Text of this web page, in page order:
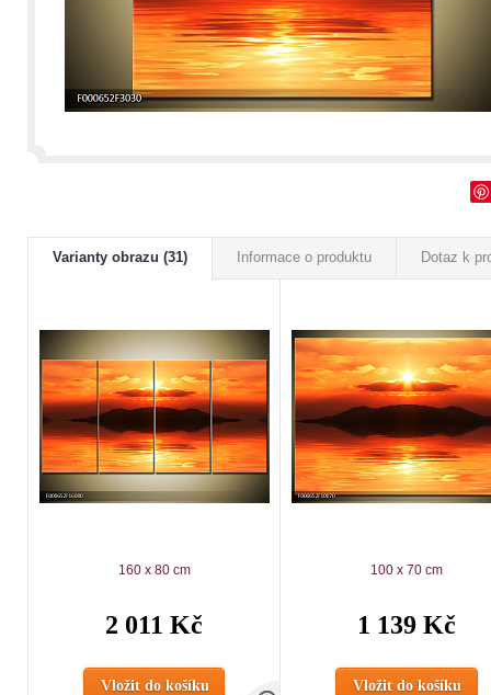
Varianty obrazu (31) Informace o produktu Dotaz k
160 x 80 cm
2 011 Kč
Vložit do košíku
100 x 70 cm
1 139 Kč
Vložit do košíku